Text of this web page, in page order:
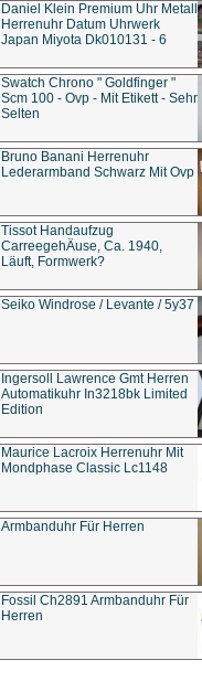
Daniel Klein Premium Uhr Metall
Herrenuhr Datum Uhrwerk
Japan Miyota Dk010131 - 6
Swatch Chrono " Goldfinger "
Scm 100 - Ovp - Mit Etikett - Sehr
Selten
Bruno Banani Herrenuhr
Lederarmband Schwarz Mit Ovp
Tissot Handaufzug
CarreegehÄuse, Ca. 1940,
Läuft, Formwerk?
Seiko Windrose / Levante / 5y37
Ingersoll Lawrence Gmt Herren
Automatikuhr In3218bk Limited
Edition
Maurice Lacroix Herrenuhr Mit
Mondphase Classic Lc1148
Armbanduhr Für Herren
Fossil Ch2891 Armbanduhr Für
Herren